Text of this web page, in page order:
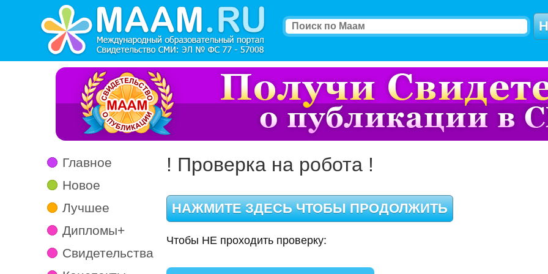
Главное
Новое
Лучшее
Дипломы+
Свидетельства
! Проверка на робота !
Чтобы НЕ проходить проверку: